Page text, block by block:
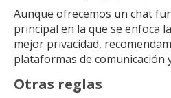
Aunque ofrecemos un chat
principal en la que se enfoca
mejor privacidad,
plataformas de comunicación
Otras reglas